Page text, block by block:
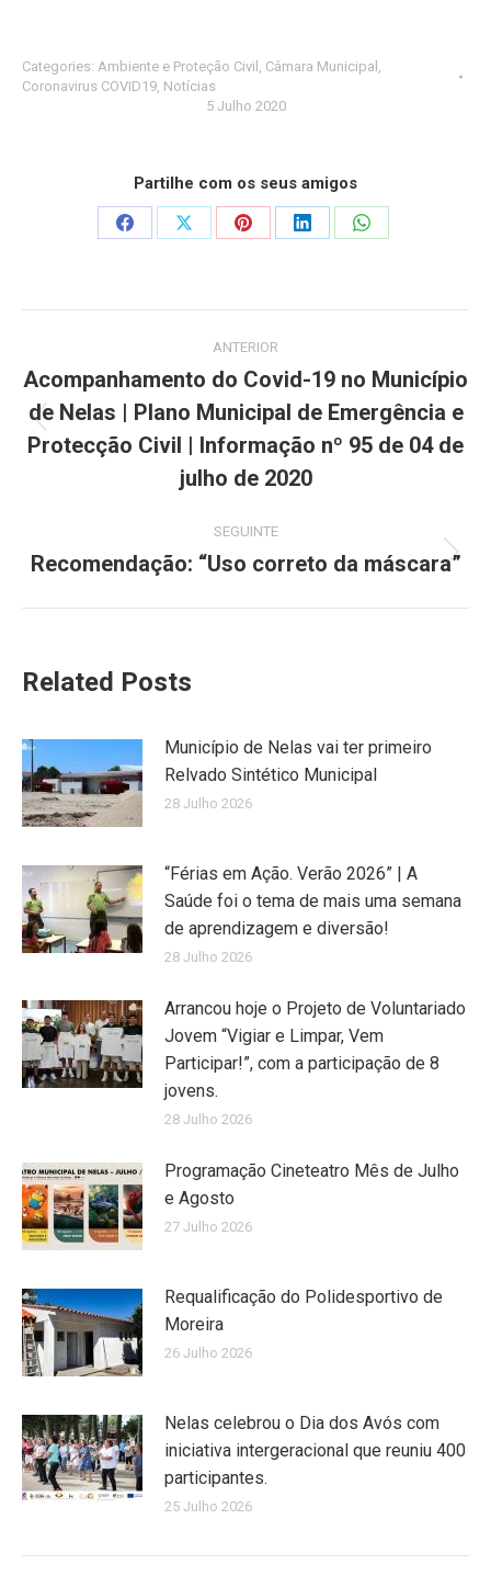
Categories: Ambiente e Proteção Civil , Câmara Municipal ,
Coronavirus COVID19, Notícias
5 Julho 2020
Partilhe com os seus amigos
Share
Share
Share
Share
Share
navigation
ANTERIOR
Previous
post:
Acompanhamento do Covid-19 no Município
de Nelas | Plano Municipal de Emergência e
Protecção Civil | Informação nº 95 de 04 de
julho de 2020
SEGUINTE
Next
Recomendação: “Uso correto da máscara”
Related Posts
Município de Nelas vai ter primeiro
Relvado Sintético Municipal
28 Julho 2026
“Férias em Ação. Verão 2026” | A
Saúde foi o tema de mais uma semana
de aprendizagem e diversão!
28 Julho 2026
Arrancou hoje o Projeto de Voluntariado
Jovem “Vigiar e Limpar, Vem
Participar!”, com a participação de 8
jovens.
28 Julho 2026
Programação Cineteatro Mês de Julho
e Agosto
27 Julho 2026
Requalificação do Polidesportivo de
Moreira
26 Julho 2026
Nelas celebrou o Dia dos Avós com
iniciativa intergeracional que reuniu 400
participantes.
25 Julho 2026